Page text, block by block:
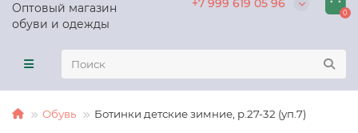
Оптовый магазин
обуви и одежды
+7 999 619 05 96
0
Обувь Ботинки детские зимние, р.27-32 (уп.7)